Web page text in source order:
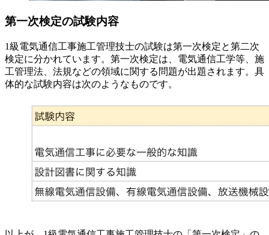
第一次検定の試験内容
1級電気通信工事施工管理技士の試験は第一次検定と第二次
検定に分かれています。第一次検定は、電気通信工学等、施
工管理法、法規などの領域に関する問題が出題されます。具
体的な試験内容は次のようなものです。